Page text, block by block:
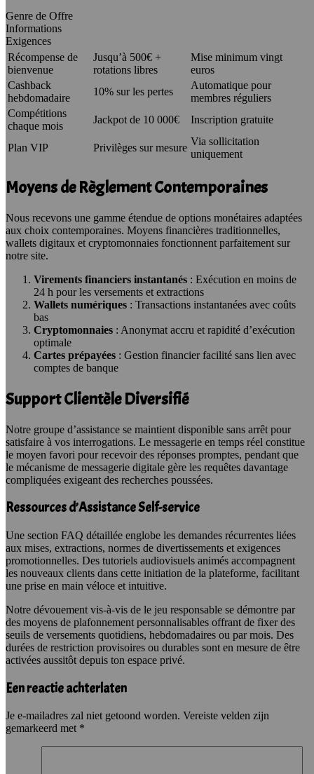
Genre de Offre
Informations
Exigences
Récompense de
bienvenue
Jusqu’à 500€ +
rotations libres
Mise minimum vingt
euros
Cashback
hebdomadaire
10% sur les pertes
Automatique pour
membres réguliers
Compétitions
chaque mois
Jackpot de 10 000€ Inscription gratuite
Plan VIP Privilèges sur mesure
Via sollicitation
uniquement
Moyens de Règlement Contemporaines
Nous recevons une gamme étendue de options monétaires adaptées
aux choix contemporaines. Moyens financières traditionnelles,
wallets digitaux et cryptomonnaies fonctionnent parfaitement sur
notre site.
Virements financiers instantanés : Exécution en moins de
24 h pour les versements et extractions
Wallets numériques : Transactions instantanées avec coûts
bas
Cryptomonnaies : Anonymat accru et rapidité d’exécution
optimale
Cartes prépayées : Gestion financier facilité sans lien avec
comptes de banque
Support Clientèle Diversifié
Notre groupe d’assistance se maintient disponible sans arrêt pour
satisfaire à vos interrogations. Le messagerie en temps réel constitue
le moyen favori pour recevoir des réponses promptes, pendant que
le mécanisme de messagerie digitale gère les requêtes davantage
compliquées exigeant des recherches poussées.
Ressources d’Assistance Self-service
Une section FAQ détaillée englobe les demandes récurrentes liées
aux mises, extractions, normes de divertissements et exigences
promotionnelles. Des tutoriels audiovisuels animés accompagnent
les nouveaux clients dans cette initiation de la plateforme, facilitant
une prise en main véloce et intuitive.
Notre dévouement vis-à-vis de le jeu responsable se démontre par
des moyens de plafonnement personnalisables offrant de fixer des
seuils de versements quotidiens, hebdomadaires ou par mois. Des
durées de restriction provisoires ou durables sont en mesure de être
activées aussitôt depuis ton espace privé.
Een reactie achterlaten
Je e-mailadres zal niet getoond worden. Vereiste velden zijn
gemarkeerd met *